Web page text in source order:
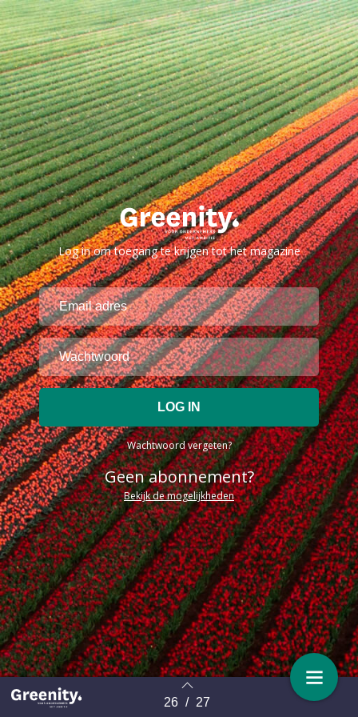
Terug naar overzicht 26 / 27
Log in om toegang te krijgen tot het magazine
Wachtwoord vergeten?
Geen abonnement?
Bekijk de mogelijkheden